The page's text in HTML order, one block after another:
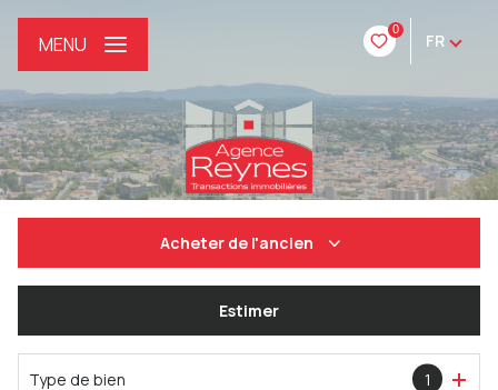
0
FR
MENU
Acheter de l'ancien
De l'immo pro
Estimer
Type de bien 1